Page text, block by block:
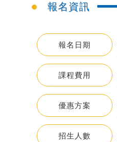
報名資訊
報名日期
課程費用
優惠方案
招生人數